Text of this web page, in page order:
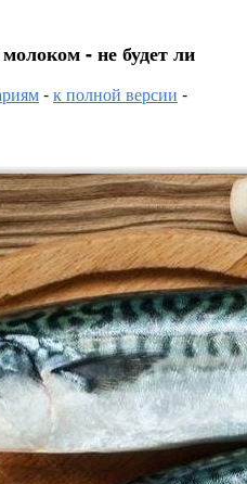
- не будет ли
-к полной версии -